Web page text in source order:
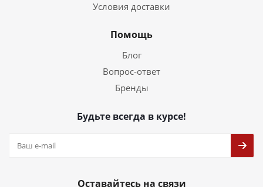
Условия доставки
Помощь
Блог
Вопрос-ответ
Бренды
Будьте всегда в курсе!
Оставайтесь на связи